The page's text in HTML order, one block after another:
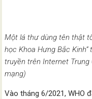
Một lá thư dùng tên thật
học Khoa Hưng Bắc
truyền trên Internet Trung
mạng)
Vào tháng 6/2021, WHO